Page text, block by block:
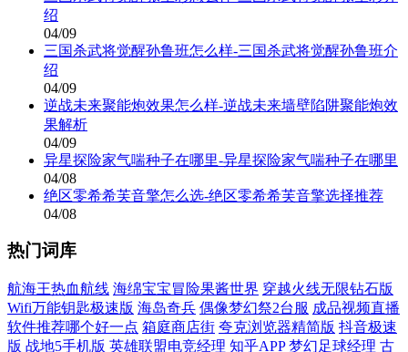
绍
04/09
三国杀武将觉醒孙鲁班怎么样-三国杀武将觉醒孙鲁班介
绍
04/09
逆战未来聚能炮效果怎么样-逆战未来墙壁陷阱聚能炮效
果解析
04/09
异星探险家气喘种子在哪里-异星探险家气喘种子在哪里
04/08
绝区零希希芙音擎怎么选-绝区零希希芙音擎选择推荐
04/08
热门词库
航海王热血航线 海绵宝宝冒险果酱世界 穿越火线无限钻石版
Wifi万能钥匙极速版 海岛奇兵 偶像梦幻祭2台服 成品视频直播
软件推荐哪个好一点 箱庭商店街 夸克浏览器精简版 抖音极速
版 战地5手机版 英雄联盟电竞经理 知乎APP 梦幻足球经理 古